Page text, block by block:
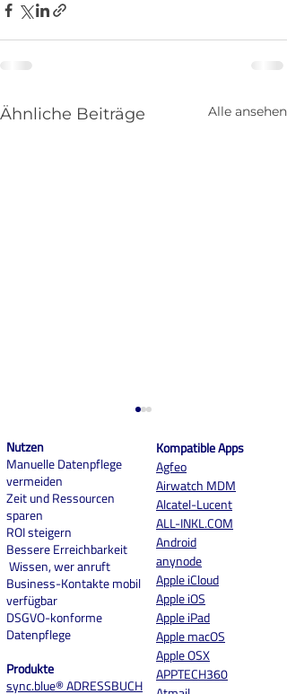
Ähnliche Beiträge Alle ansehen
EOL für Exchange Web
Services – Was nun?
Nutzen
Manuelle Datenpflege
vermeiden
Zeit und Ressourcen
sparen
ROI steigern
Bessere Erreichbarkeit
Wissen, wer anruft
Business-Kontakte mobil
verfügbar
DSGVO-konforme
Datenpflege
Produkte
sync.blue® ADRESSBUCH
Kompatible Apps
Agfeo
Airwatch MDM
Alcatel-Lucent
ALL-INKL.COM
Android
anynode
Apple iCloud
Apple iOS
Apple iPad
Apple macOS
Apple OSX
APPTECH360